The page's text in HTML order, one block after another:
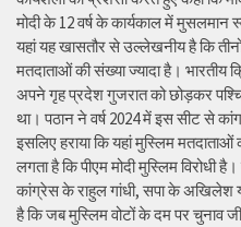
मोदी के 12 वर्ष के कार्यकाल में मुसलमान
यहां यह खासतौर से उल्लेखनीय है कि
मतदाताओं की संख्या ज्यादा है।
अपने गृह प्रदेश गुजरात को छोड़कर
था। पठान ने वर्ष 2024 में इस सीट से
इसलिए हराया कि यहां मुस्लिम
लगता है कि पीएम मोदी मुस्लिम विरोधी
कांग्रेस के राहुल गांधी, सपा के अखिलेश
है कि जब मुस्लिम वोटों के दम पर चुनाव